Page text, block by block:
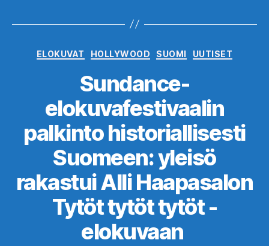
Kategoriat
ELOKUVAT HOLLYWOOD SUOMI UUTISET
Sundance-
elokuvafestivaalin
palkinto historiallisesti
Suomeen: yleisö
rakastui Alli Haapasalon
Tytöt tytöt tytöt -
elokuvaan